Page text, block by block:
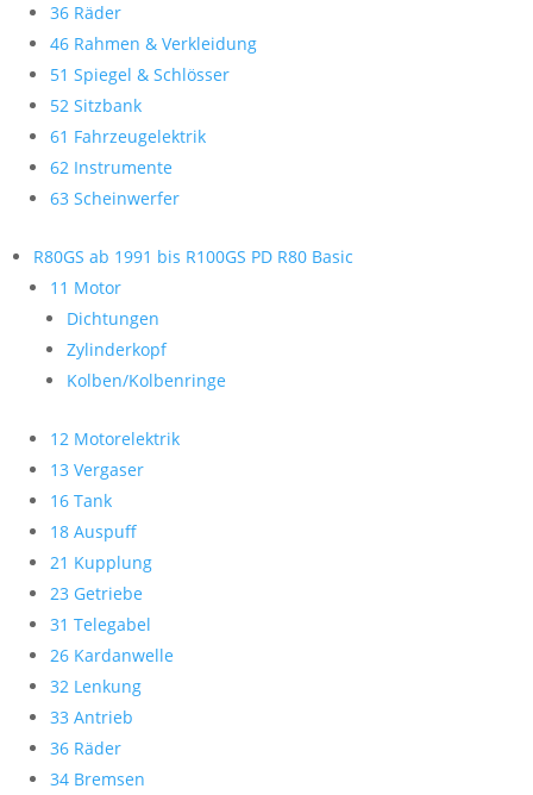
36 Räder
46 Rahmen & Verkleidung
51 Spiegel & Schlösser
52 Sitzbank
61 Fahrzeugelektrik
62 Instrumente
63 Scheinwerfer
R80GS ab 1991 bis R100GS PD R80 Basic
11 Motor
Dichtungen
Zylinderkopf
Kolben/Kolbenringe
12 Motorelektrik
13 Vergaser
16 Tank
18 Auspuff
21 Kupplung
23 Getriebe
31 Telegabel
26 Kardanwelle
32 Lenkung
33 Antrieb
36 Räder
34 Bremsen